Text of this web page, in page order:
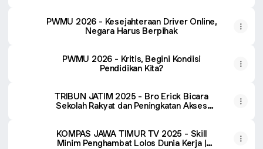
PWMU 2026 - Kesejahteraan Driver Online,
Negara Harus Berpihak
PWMU 2026 - Kritis, Begini Kondisi
Pendidikan Kita?
TRIBUN JATIM 2025 - Bro Erick Bicara
Sekolah Rakyat dan Peningkatan Akses
KOMPAS JAWA TIMUR TV 2025 - Skill
Minim Penghambat Lolos Dunia Kerja |